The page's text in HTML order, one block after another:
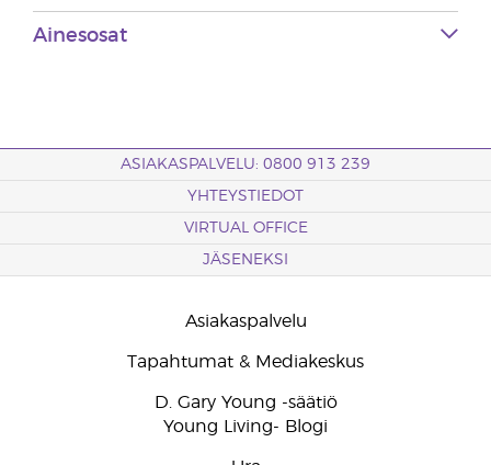
Ainesosat
ASIAKASPALVELU: 0800 913 239
YHTEYSTIEDOT
VIRTUAL OFFICE
JÄSENEKSI
Asiakaspalvelu
Tapahtumat & Mediakeskus
D. Gary Young -säätiö
Young Living- Blogi